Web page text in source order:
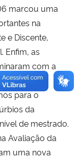
marcou uma
na
e Discente,
Enfim, as
com a
do
para o
da
de mestrado.
Avaliação da
uma nova